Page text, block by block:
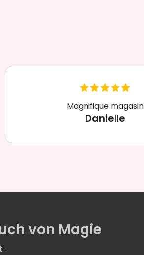
Magnifique magasin
Danielle
von Magie
.